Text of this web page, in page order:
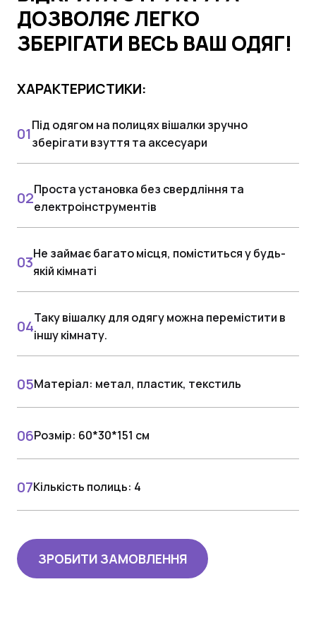
ДОЗВОЛЯЄ ЛЕГКО
ЗБЕРІГАТИ ВЕСЬ ВАШ ОДЯГ!
ХАРАКТЕРИСТИКИ:
Під одягом на полицях вішалки зручно
зберігати взуття та аксесуари
Проста установка без свердління та
електроінструментів
Не займає багато місця, поміститься у будь-
якій кімнаті
Таку вішалку для одягу можна перемістити в
іншу кімнату.
Матеріал: метал, пластик, текстиль
Розмір: 60*30*151 см
Кількість полиць: 4
ЗРОБИТИ ЗАМОВЛЕННЯ